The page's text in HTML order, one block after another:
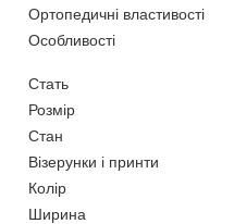
Ортопедичні властивості
Особливості
Стать
Розмір
Стан
Візерунки і принти
Колір
Ширина